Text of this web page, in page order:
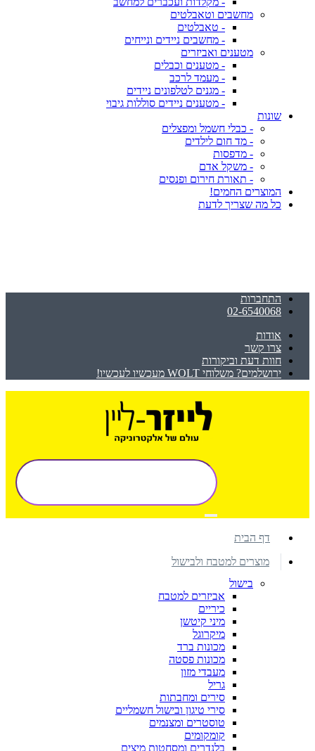
מחשבים וטאבלטים
- טאבלטים
- מחשבים ניידים ונייחים
מטענים ואביזרים
- מטענים וכבלים
- מעמד לרכב
- מגנים לטלפונים ניידים
- מטענים ניידים סוללות גיבוי
שונות
- כבלי חשמל ומפצלים
- מד חום לילדים
- מדפסות
- משקל אדם
- תאורת חירום ופנסים
המוצרים החמים!
כל מה שצריך לדעת
התחברות
02-6540068
אודות
צרו קשר
חוות דעת וביקורות
ירושלמים? משלוחי WOLT מעכשיו לעכשיו!
דף הבית
מוצרים למטבח ולבישול
בישול
אביזרים למטבח
כיריים
מיני קיטשן
מיקרוגל
מכונות ברד
מכונות פסטה
מעבדי מזון
גריל
סירים ומחבתות
סירי טיגון ובישול חשמליים
טוסטרים ומצנמים
קומקומים
בלנדרים ומסחטות מיצים